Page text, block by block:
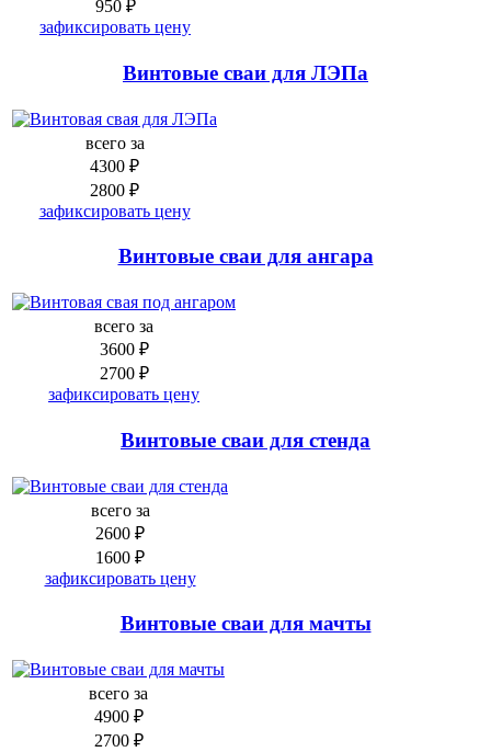
950 ₽
зафиксировать цену
Винтовые сваи для ЛЭПа
всего за
4300 ₽
2800 ₽
зафиксировать цену
Винтовые сваи для ангара
всего за
3600 ₽
2700 ₽
зафиксировать цену
Винтовые сваи для стенда
всего за
2600 ₽
1600 ₽
зафиксировать цену
Винтовые сваи для мачты
всего за
4900 ₽
2700 ₽